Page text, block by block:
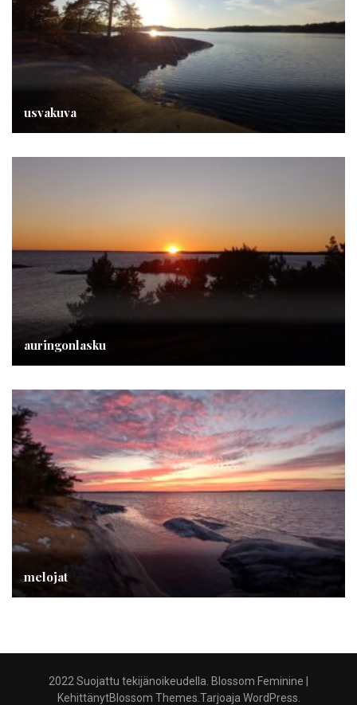
usvakuva
auringonlasku
melojat
2022 Suojattu tekijänoikeudella. Blossom Feminine |
KehittänytBlossom Themes .Tarjoaja WordPress